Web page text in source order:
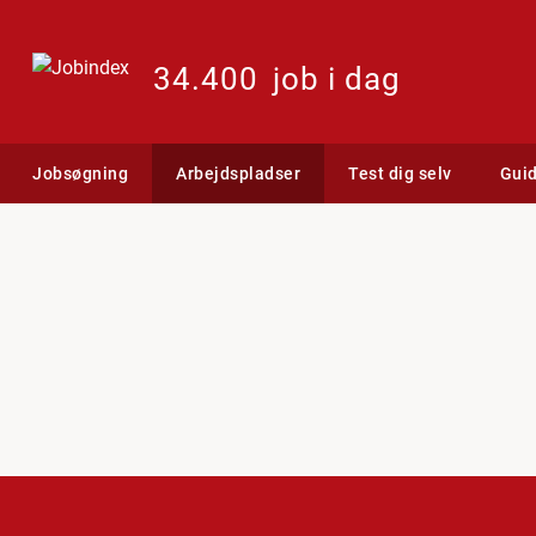
34.400 job i dag
Jobsøgning Arbejdspladser Test dig selv